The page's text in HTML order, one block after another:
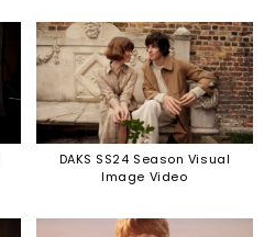
DAKS SS24 Season Visual
Image Video